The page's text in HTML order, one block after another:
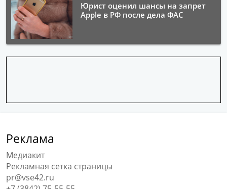
Юрист оценил шансы на запрет
Apple в РФ после дела ФАС
Реклама
Медиакит
Рекламная сетка страницы
pr@vse42.ru